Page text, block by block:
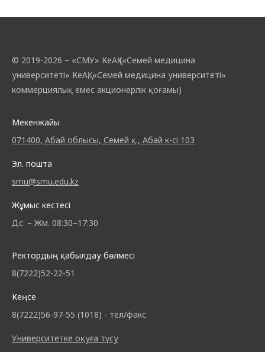
© 2019-2026 – «СМУ» КеАҚ («Семей медицина
университеті» КеАҚ, «Семей медицина университеті»
коммерциялық емес акционерлік қоғамы)
Мекенжайы
071400, Абай облысы, Семей қ., Абай к-сі 103
Эл. пошта
smu@smu.edu.kz
Жұмыс кестесі
Дс. – Жм. 08:30–17:30
Ректордың қабылдау бөлмесі
8(7222)52-22-51
Кеңсе
8(7222)56-97-55 (1018) - тел/факс
Университетке оқуға түсу